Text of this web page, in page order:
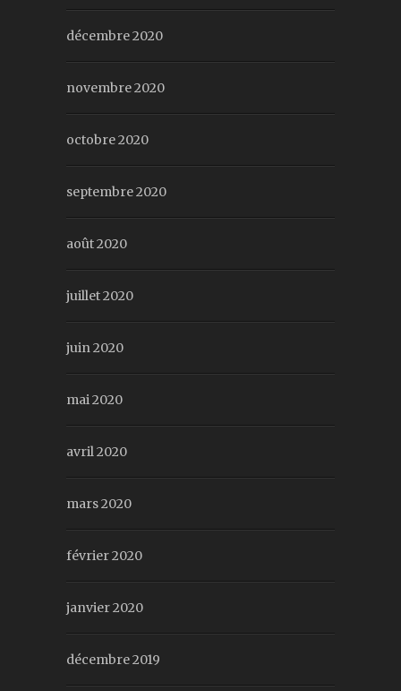
décembre 2020
novembre 2020
octobre 2020
septembre 2020
août 2020
juillet 2020
juin 2020
mai 2020
avril 2020
mars 2020
février 2020
janvier 2020
décembre 2019